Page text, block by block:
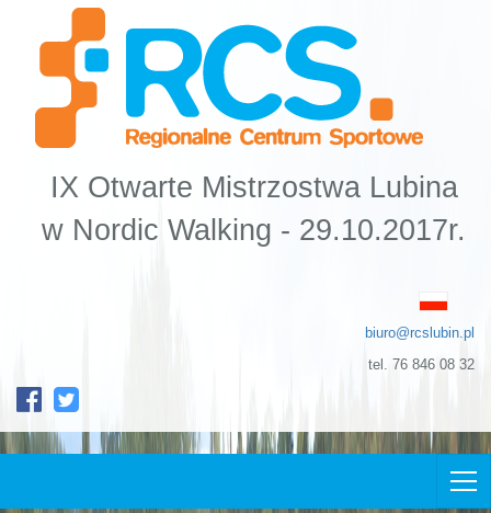
IX Otwarte Mistrzostwa Lubina
w Nordic Walking - 29.10.2017r.
biuro@rcslubin.pl
tel. 76 846 08 32